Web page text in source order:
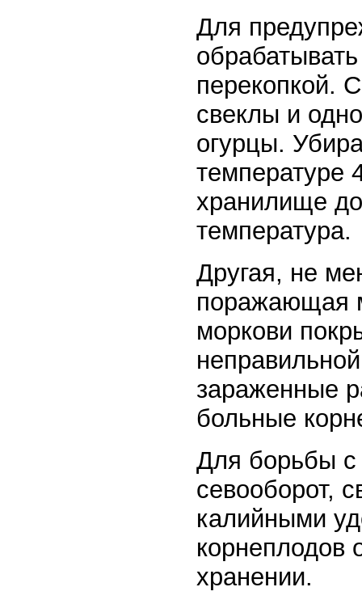
Для
перекопкой.
свеклы и
огурцы.
температуре
хранилище
температура.
Другая, не
поражающая
моркови
зараженные
больные
Для борьбы с
севооборот,
калийными
корнеплодов
хранении.